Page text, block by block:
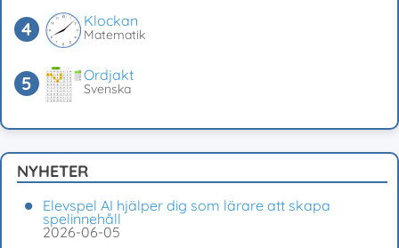
Klockan
Matematik
Ordjakt
Svenska
NYHETER
Elevspel AI hjälper dig som lärare att skapa
spelinnehåll
2026-06-05